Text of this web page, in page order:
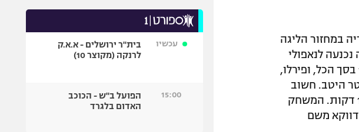
ברבע הגמר וגברה 0:2 על סמפדוריה במחזור הליגה
לנאפולי
בקרב על התואר. הגברת הזקנה היא מחזיקת שיא הזכיות בגביע האיטלקי עם 13 בסך הכל, ופירלו,
היטב. חשוב
לנו לנהל את זה טוב, כי המשחק הזה הוא לא מה שיקבע. זאת התמודדות של 180 דקות. המשחק
דווקא משם
עכשיו
בית"ר ירושלים - א.א.ק
לרנקה (מקוצר 10)
15:00
הפועל ב"ש - הכוכב
האדום בלגרד